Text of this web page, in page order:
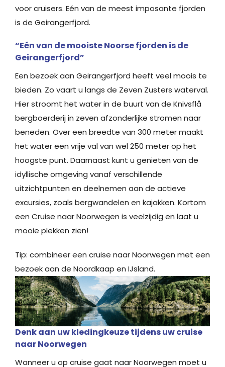
voor cruisers. Eén van de meest imposante fjorden
is de Geirangerfjord.
“Eén van de mooiste Noorse fjorden is de
Geirangerfjord”
Een bezoek aan Geirangerfjord heeft veel moois te
bieden. Zo vaart u langs de Zeven Zusters waterval.
Hier stroomt het water in de buurt van de Knivsflå
bergboerderij in zeven afzonderlijke stromen naar
beneden. Over een breedte van 300 meter maakt
het water een vrije val van wel 250 meter op het
hoogste punt. Daarnaast kunt u genieten van de
idyllische omgeving vanaf verschillende
uitzichtpunten en deelnemen aan de actieve
excursies, zoals bergwandelen en kajakken. Kortom
een Cruise naar Noorwegen is veelzijdig en laat u
mooie plekken zien!
Tip: combineer een cruise naar Noorwegen met een
bezoek aan de Noordkaap en IJsland.
Denk aan uw kledingkeuze tijdens uw cruise
naar Noorwegen
Wanneer u op cruise gaat naar Noorwegen moet u